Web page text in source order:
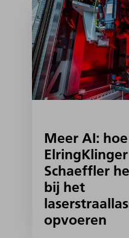
Meer AI: hoe
Schaeffler
bij het
opvoeren